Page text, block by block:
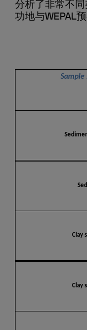
分析了非常不
功地与WEPAL
Sample
Clay
Clay